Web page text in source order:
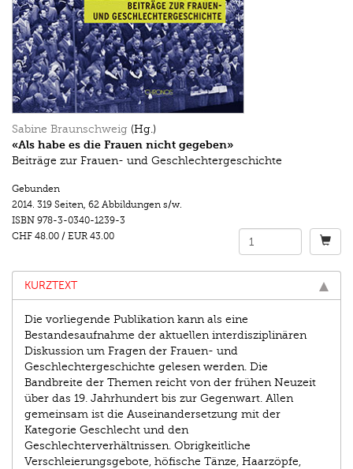
Sabine Braunschweig (Hg.)
«Als habe es die Frauen nicht gegeben»
Beiträge zur Frauen- und Geschlechtergeschichte
Gebunden
2014. 319 Seiten, 62 Abbildungen s/w.
ISBN 978-3-0340-1239-3
CHF 48.00 / EUR 43.00
KURZTEXT
Die vorliegende Publikation kann als eine
Bestandesaufnahme der aktuellen interdisziplinären
Diskussion um Fragen der Frauen- und
Geschlechtergeschichte gelesen werden. Die
Bandbreite der Themen reicht von der frühen Neuzeit
über das 19. Jahrhundert bis zur Gegenwart. Allen
gemeinsam ist die Auseinandersetzung mit der
Kategorie Geschlecht und den
Geschlechterverhältnissen. Obrigkeitliche
Verschleierungsgebote, höfische Tänze, Haarzöpfe,